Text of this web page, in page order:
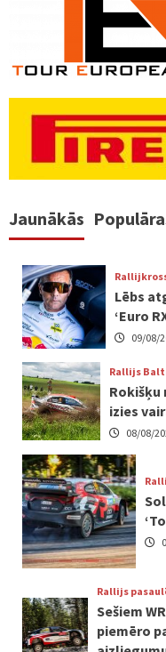
Jaunākās
Lēbs
‘Euro
09/08/
Rallijs
izies
08/08/
Rallijs
Sešiem
piemēro